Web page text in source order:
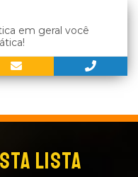
em geral você
LISTA